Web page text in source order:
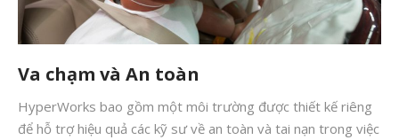
Va chạm và An toàn
HyperWorks bao gồm một môi trường được thiết kế riêng
để hỗ trợ hiệu quả các kỹ sư về an toàn và tai nạn trong việc